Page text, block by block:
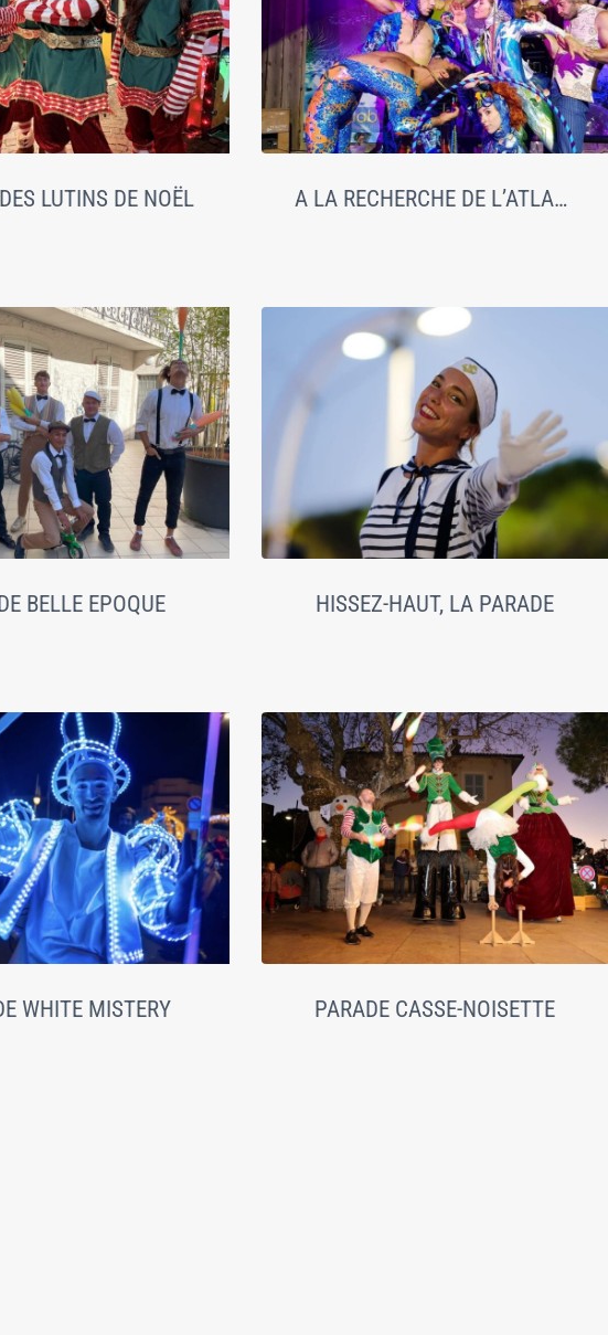
LUTINS DE NOËL A LA RECHERCHE DE L’ATLANTIDE
BELLE EPOQUE HISSEZ-HAUT, LA PARADE
WHITE MISTERY PARADE CASSE-NOISETTE